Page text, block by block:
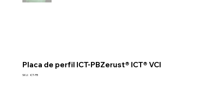
Placa de perfil ICT-PBZerust® ICT® VCI
SKU: SKU
ICT-PB